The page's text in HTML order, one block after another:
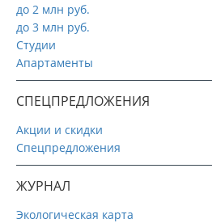
до 2 млн руб.
до 3 млн руб.
Студии
Апартаменты
СПЕЦПРЕДЛОЖЕНИЯ
Акции и скидки
Спецпредложения
ЖУРНАЛ
Экологическая карта